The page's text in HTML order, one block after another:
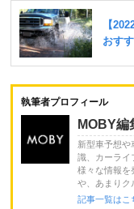
執筆者プロフィール
MOBY編
新型車予想や
識、カーライ
様々な情報を
や、あまりク
記事一覧はこ